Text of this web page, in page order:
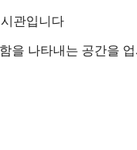
관입니다
을 나타내는 공간을